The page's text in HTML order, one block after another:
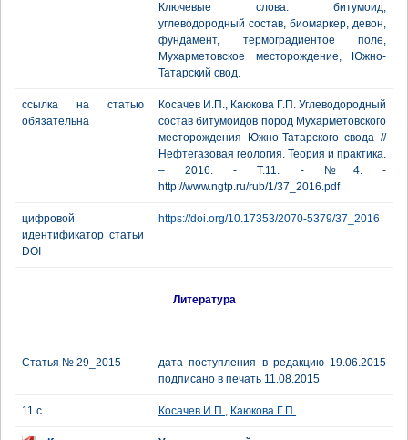
Ключевые слова: битумоид,
углеводородный состав, биомаркер, девон,
фундамент, термоградиентое поле,
Мухарметовское месторождение, Южно-
Татарский свод.
ссылка на статью
обязательна
Косачев И.П., Каюкова Г.П. Углеводородный
состав битумоидов пород Мухарметовского
месторождения Южно-Татарского свода //
Нефтегазовая геология. Теория и практика.
– 2016. - Т.11. - №4. -
http://www.ngtp.ru/rub/1/37_2016.pdf
цифровой
идентификатор статьи
DOI
https://doi.org/10.17353/2070-5379/37_2016
Литература
Статья № 29_2015
дата поступления в редакцию 19.06.2015
подписано в печать 11.08.2015
11 с. Косачев И.П., Каюкова Г.П.